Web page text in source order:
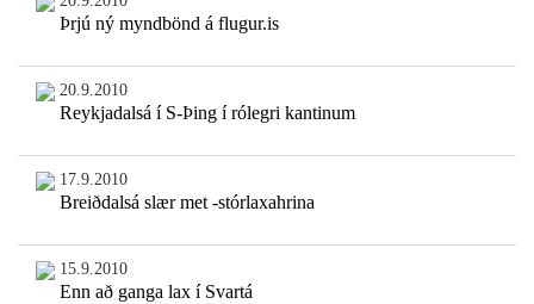
Þrjú ný myndbönd á flugur.is
20.9.2010
Reykjadalsá í S-Þing í rólegri kantinum
17.9.2010
Breiðdalsá slær met -stórlaxahrina
15.9.2010
Enn að ganga lax í Svartá